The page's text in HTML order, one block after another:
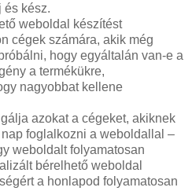
és kész.
weboldal készítést
cégek számára, akik még
hogy egyáltalán van-e a
a termékükre,
nagyobbat kellene
azokat a cégeket, akiknek
foglalkozni a weboldallal –
weboldalt folyamatosan
bérelhető weboldal
a honlapod folyamatosan